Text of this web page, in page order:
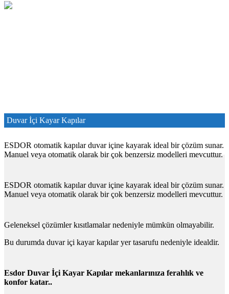
Duvar İçi Kayar Kapılar
ESDOR otomatik kapılar duvar içine kayarak ideal bir çözüm sunar.
Manuel veya otomatik olarak bir çok benzersiz modelleri mevcuttur.
ESDOR otomatik kapılar duvar içine kayarak ideal bir çözüm sunar.
Manuel veya otomatik olarak bir çok benzersiz modelleri mevcuttur.
Geleneksel çözümler kısıtlamalar nedeniyle mümkün olmayabilir.
Bu durumda duvar içi kayar kapılar yer tasarufu nedeniyle idealdir.
Esdor Duvar İçi Kayar Kapılar mekanlarınıza ferahlık ve
konfor katar..